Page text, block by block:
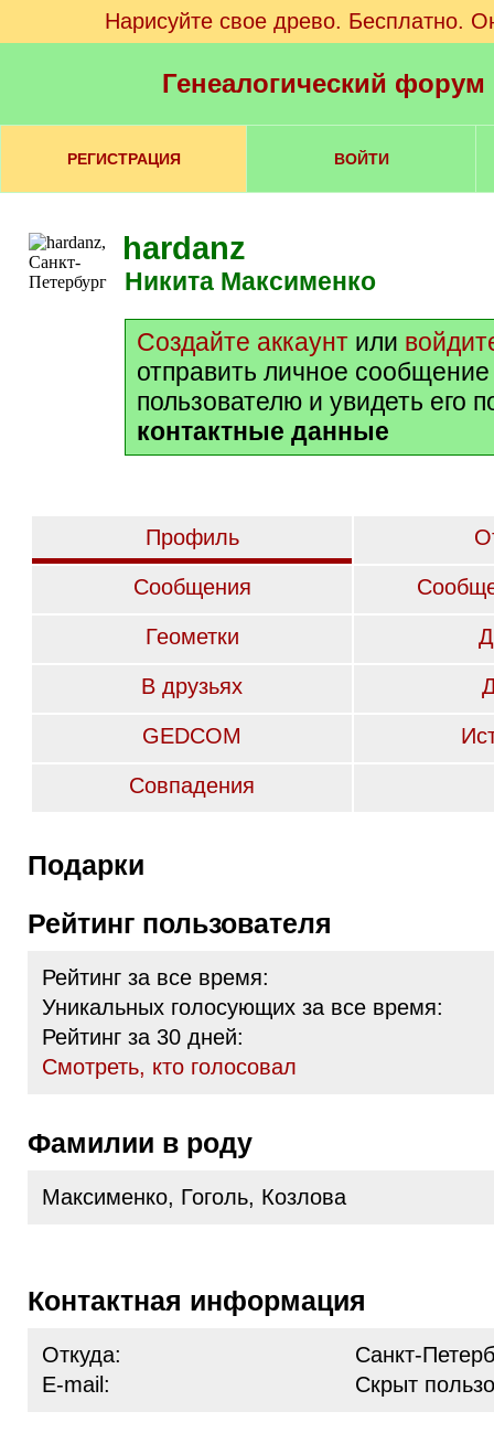
Нарисуйте свое древо. Бесплатно.
Генеалогический
РЕГИСТРАЦИЯ ВОЙТИ
hardanz
Никита Максименко
Создайте аккаунт или
отправить личное
пользователю и увидеть его
контактные данные
Профиль
Сообщения
Геометки
В друзьях
GEDCOM
Совпадения
Подарки
Рейтинг пользователя
Рейтинг за все время:
Уникальных голосующих за все время:
Рейтинг за 30 дней:
Cмотреть, кто голосовал
Фамилии в роду
Максименко, Гоголь, Козлова
Контактная информация
Откуда:
Санкт-
E-mail:
Скрыт